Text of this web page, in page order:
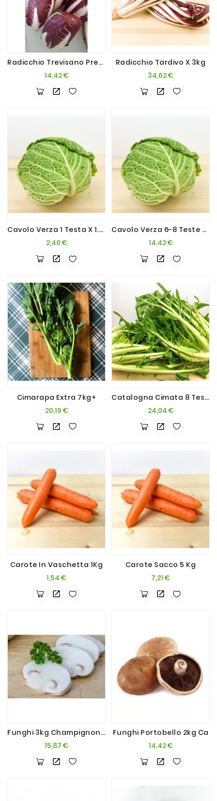
Radicchio Trevisano Precoce 4kg
14,42 €Prezzo
Radicchio Tardivo X 3kg
34,62 €Prezzo
Cavolo Verza 1 Testa X 1.5 Kg Ca.
2,40 €Prezzo
Cavolo Verza 6-8 Teste X9kg+
14,42 €Prezzo
Cimarapa Extra 7kg+
20,19 €Prezzo
Catalogna Cimata 8 Teste (Puntarelle)
24,04 €Prezzo
Carote In Vaschetta 1Kg
1,54 €Prezzo
Carote Sacco 5 Kg
7,21 €Prezzo
Funghi 3kg Champignons Bianchi
15,87 €Prezzo
Funghi Portobello 2kg Ca
14,42 €Prezzo